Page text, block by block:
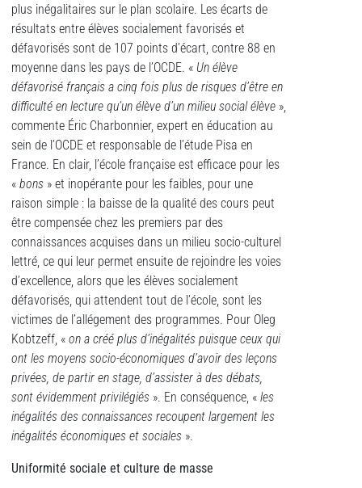
plus inégalitaires sur le plan scolaire. Les écarts de
résultats entre élèves socialement favorisés et
défavorisés sont de 107 points d’écart, contre 88 en
moyenne dans les pays de l’OCDE. « Un élève
défavorisé français a cinq fois plus de risques d’être en
difficulté en lecture qu’un élève d’un milieu social élève »,
commente Éric Charbonnier, expert en éducation au
sein de l’OCDE et responsable de l’étude Pisa en
France. En clair, l’école française est efficace pour les
« bons » et inopérante pour les faibles, pour une
raison simple : la baisse de la qualité des cours peut
être compensée chez les premiers par des
connaissances acquises dans un milieu socio-culturel
lettré, ce qui leur permet ensuite de rejoindre les voies
d’excellence, alors que les élèves socialement
défavorisés, qui attendent tout de l’école, sont les
victimes de l’allégement des programmes. Pour Oleg
Kobtzeff, « on a créé plus d’inégalités puisque ceux qui
ont les moyens socio-économiques d’avoir des leçons
privées, de partir en stage, d’assister à des débats,
sont évidemment privilégiés ». En conséquence, « les
inégalités des connaissances recoupent largement les
inégalités économiques et sociales ».
Uniformité sociale et culture de masse